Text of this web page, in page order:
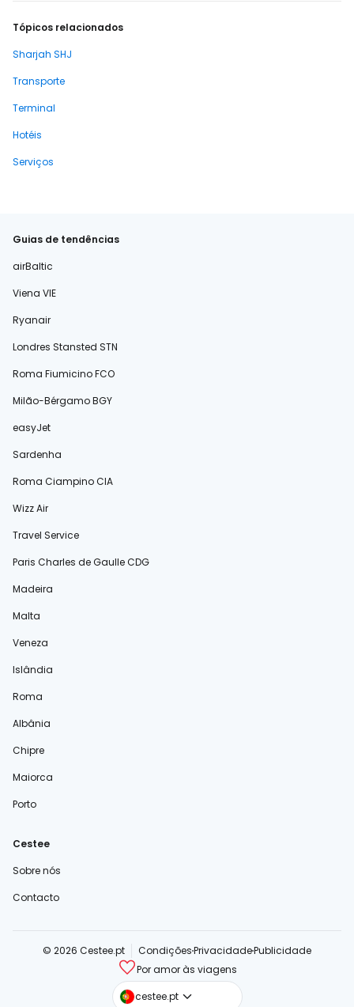
Tópicos relacionados
Sharjah SHJ
Transporte
Terminal
Hotéis
Serviços
Guias de tendências
airBaltic
Viena VIE
Ryanair
Londres Stansted STN
Roma Fiumicino FCO
Milão-Bérgamo BGY
easyJet
Sardenha
Roma Ciampino CIA
Wizz Air
Travel Service
Paris Charles de Gaulle CDG
Madeira
Malta
Veneza
Islândia
Roma
Albânia
Chipre
Maiorca
Porto
Cestee
Sobre nós
Contacto
© 2026 Cestee.pt CondiçõesPrivacidadePublicidade
Por amor às viagens
cestee.pt
cestee.com